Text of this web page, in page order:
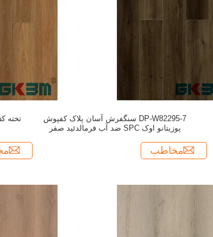
DP-W82295-7 سنگفرش آسان پلاک کفپوش
پوزیتانو اوک SPC ضد آب فرمالدئید صفر
مخاطب